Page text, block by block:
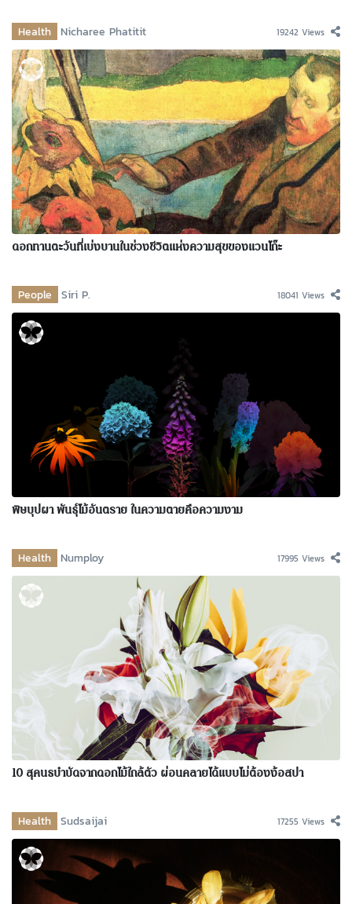
Health Nicharee Phatitit 19242 Views
ดอกทานตะวันที่เบ่งบานในช่วงชีวิตแห่งความสุขของแวนโก๊ะ
People Siri P. 18041 Views
พิษบุปผา พันธุ์ไม้อันตราย ในความตายคือความงาม
Health Numploy 17995 Views
10 สุคนธบำบัดจากดอกไม้ใกล้ตัว ผ่อนคลายได้แบบไม่ต้องง้อสปา
Health Sudsaijai 17255 Views